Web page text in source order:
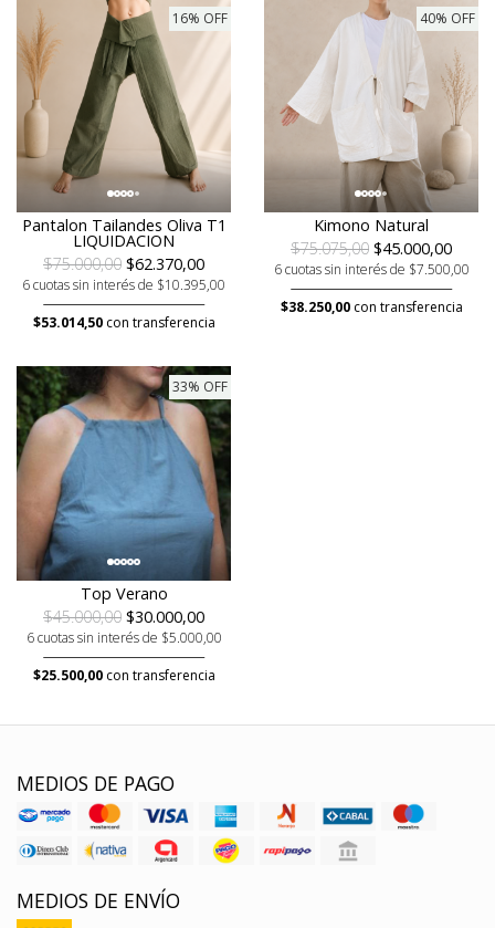
16% OFF
Pantalon Tailandes Oliva T1
LIQUIDACION
$75.000,00 $62.370,00
6 cuotas sin interés de $10.395,00
$53.014,50con transferencia
40% OFF
Kimono Natural
$75.075,00 $45.000,00
6 cuotas sin interés de $7.500,00
$38.250,00con transferencia
33% OFF
Top Verano
$45.000,00 $30.000,00
6 cuotas sin interés de $5.000,00
$25.500,00con transferencia
MEDIOS DE PAGO
MEDIOS DE ENVÍO